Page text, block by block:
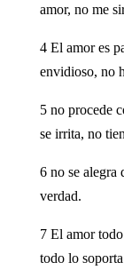
amor, no me
4 El amor es
envidioso, no
5 no procede
se irrita, no
6 no se alegra
verdad.
7 El amor
todo lo